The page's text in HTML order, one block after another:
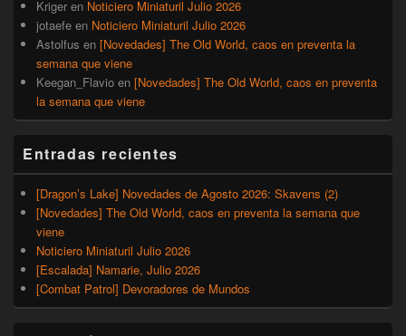
Kriger en Noticiero Miniaturil Julio 2026
jotaefe en Noticiero Miniaturil Julio 2026
Astolfus en [Novedades] The Old World, caos en preventa la
semana que viene
Keegan_Flavio en [Novedades] The Old World, caos en preventa
la semana que viene
Entradas recientes
[Dragon’s Lake] Novedades de Agosto 2026: Skavens (2)
[Novedades] The Old World, caos en preventa la semana que
viene
Noticiero Miniaturil Julio 2026
[Escalada] Namarie, Julio 2026
[Combat Patrol] Devoradores de Mundos